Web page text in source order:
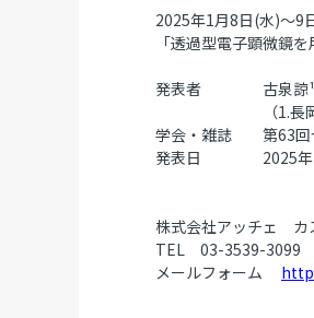
2025年1月8日(水)～9
「透過型電子顕微鏡
発表者 古泉諒¹
（1.長岡技科大
学会・雑誌 第63回
発表日 2025年1
株式会社アッチェ カ
TEL 03-3539-3099
メールフォーム